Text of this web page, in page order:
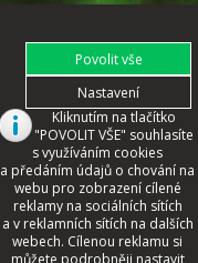
Kliknutím na tlačítko
"POVOLIT VŠE" souhlasíte
s využíváním cookies
a předáním údajů o chování na
webu pro zobrazení cílené
reklamy na sociálních sítích
a v reklamních sítích na dalších
webech. Cílenou reklamu si
můžete podrobněji nastavit